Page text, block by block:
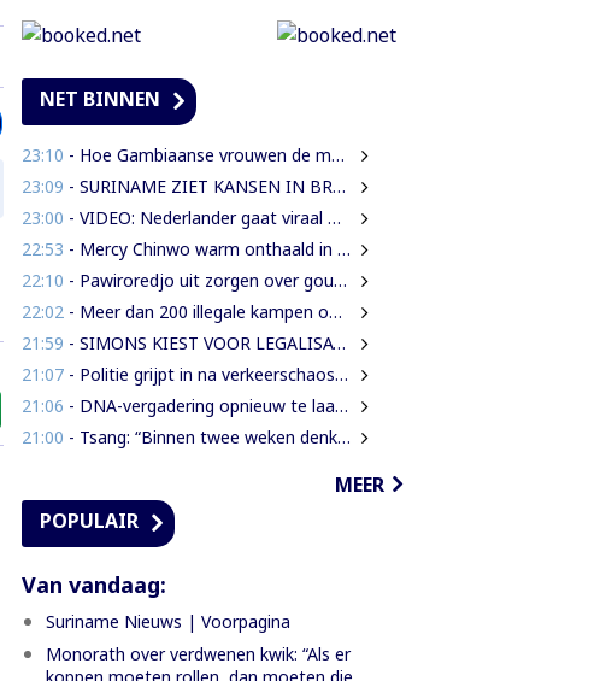
NET BINNEN
23:10 - Hoe Gambiaanse vrouwen de mangroves herstellen die Banjul beschermen
23:09 - SURINAME ZIET KANSEN IN BRAZILIAANSE RADARTECHNOLOGIE VOOR GRENSBEWAKING EN VEILIGHEID
23:00 - VIDEO: Nederlander gaat viraal met bijna accentloze versie van Damaru’s ‘Mi Rowsu’
22:53 - Mercy Chinwo warm onthaald in Suriname
22:10 - Pawiroredjo uit zorgen over goudwinning Klaaskreek en geluidsoverlast
22:02 - Meer dan 200 illegale kampen ontmanteld tijdens operatie bij Moeroekreek
21:59 - SIMONS KIEST VOOR LEGALISATIE BOVEN UITZETTING VAN LANGDURIG VERBLIJVENDE VREEMDELINGEN
21:07- Politie grijpt in na verkeerschaos door afsluiting Domineestraat
21:06 - DNA-vergadering opnieuw te laat begonnen, leden eisen aanpak laatkomers
21:00 - Tsang: “Binnen twee weken denk ik dat we klaar moeten zijn met werkzaamheden Domineestraat”
MEER
POPULAIR
Van vandaag:
Suriname Nieuws | Voorpagina
Monorath over verdwenen kwik: “Als er
koppen moeten rollen, dan moeten die